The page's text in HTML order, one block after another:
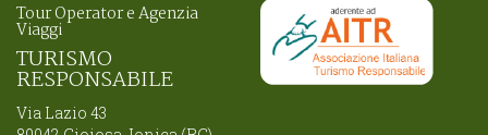
Tour Operator e Agenzia
Viaggi
TURISMO
RESPONSABILE
Via Lazio 43